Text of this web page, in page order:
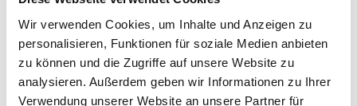
Wir verwenden Cookies, um Inhalte und Anzeigen zu
personalisieren, Funktionen für soziale Medien anbieten
zu können und die Zugriffe auf unsere Website zu
analysieren. Außerdem geben wir Informationen zu Ihrer
Verwendung unserer Website an unsere Partner für
Verkehrswende ist ein umfangreicher Ausbau des LNG-Netzes
erforderlich. Daher sind wir bei Knauber dankbar, die 24-Gruppe
als starken Partner an unserer Seite zu haben, um gemeinsam die
Netzerweiterung voranzutreiben und so den Schwerlastverkehr in
Deutschland umweltfreundlicher zu gestalten“, erklärt Andreas